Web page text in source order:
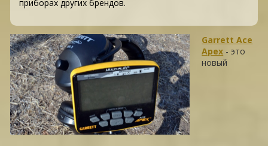
приборах других брендов.
Garrett Ace
Apex - это
новый